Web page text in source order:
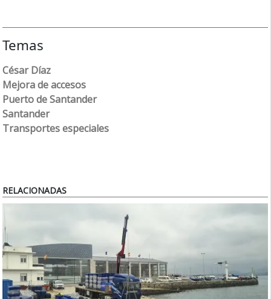
Temas
César Díaz
Mejora de accesos
Puerto de Santander
Santander
Transportes especiales
RELACIONADAS